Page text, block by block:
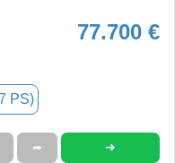
77.700 €
PS)
➦ ➜